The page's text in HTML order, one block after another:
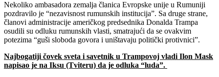
Nekoliko ambasadora zemalja članica Evropske unije u Rumuniji
pozdravilo je “nezavisnost rumunskih institucija”. Sa druge strane,
članovi administracije američkog predsednika Donalda Trampa
osudili su odluku rumunskih vlasti, smatrajući da se ovakvim
potezima “guši sloboda govora i uništavaju politički protivnici”.
Najbogatiji čovek sveta i savetnik u Trampovoj vladi Ilon Mask
napisao je na Iksu (Tviteru) da je odluka “luda”.